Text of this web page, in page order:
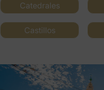
Catedrales
Castillos